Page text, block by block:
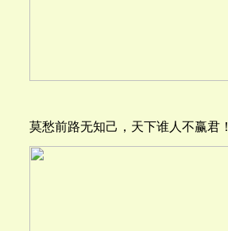
莫愁前路无知己，天下谁人不赢君！